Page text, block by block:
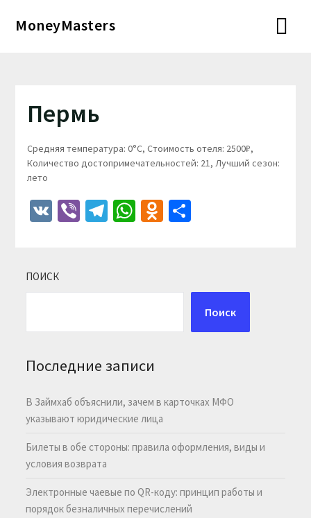
MoneyMasters
Пермь
Средняя температура: 0°C, Стоимость отеля: 2500₽,
Количество достопримечательностей: 21, Лучший сезон:
лето
VKViberTelegram
WhatsApp
Odnoklassniki
Отправить
ПОИСК
Поиск
Последние записи
В Займхаб объяснили, зачем в карточках МФО
указывают юридические лица
Билеты в обе стороны: правила оформления, виды и
условия возврата
Электронные чаевые по QR-коду: принцип работы и
порядок безналичных перечислений